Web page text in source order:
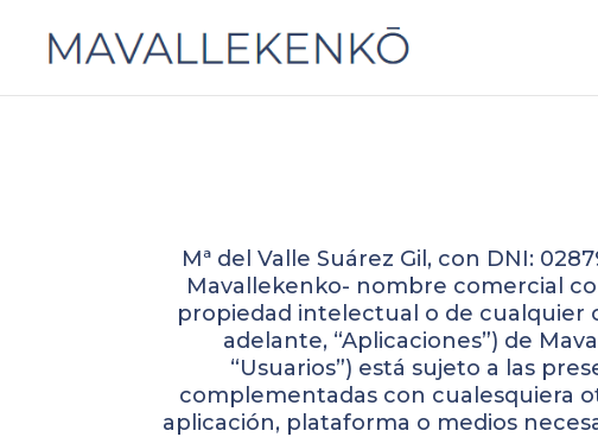
Mª del Valle Suárez Gil, con DNI:
Mavallekenko- nombre comercial
propiedad intelectual o de cualquier
adelante, “Aplicaciones”) de
“Usuarios”) está sujeto a las
complementadas con cualesquiera
aplicación, plataforma o medios